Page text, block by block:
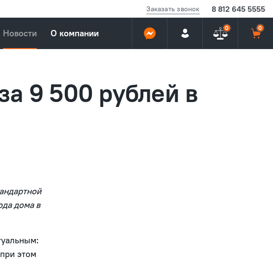
Заказать звонок 8 812 645 5555
Новости О компании 0 0
9 500 рублей в
дома в
этом